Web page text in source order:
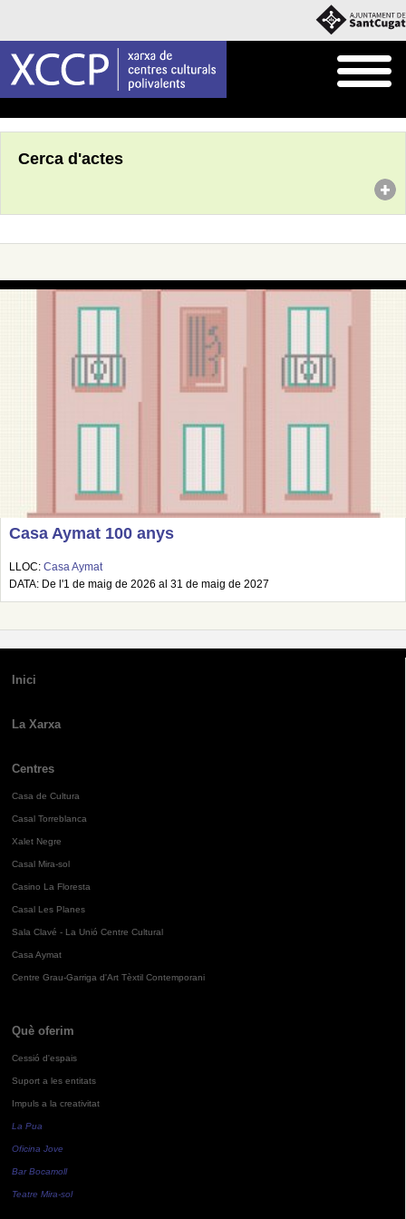
Cerca d'actes
Casa Aymat 100 anys
LLOC: Casa Aymat
DATA: De l'1 de maig de 2026 al 31 de maig de 2027
Inici
La Xarxa
Centres
Casa de Cultura
Casal Torreblanca
Xalet Negre
Casal Mira-sol
Casino La Floresta
Casal Les Planes
Sala Clavé - La Unió Centre Cultural
Casa Aymat
Centre Grau-Garriga d'Art Tèxtil Contemporani
Què oferim
Cessió d'espais
Suport a les entitats
Impuls a la creativitat
La Pua
Oficina Jove
Bar Bocamoll
Teatre Mira-sol